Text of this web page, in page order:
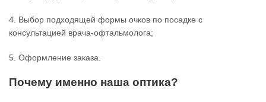
4. Выбор подходящей формы очков по посадке с
консультацией врача-офтальмолога;
5. Оформление заказа.
Почему именно наша оптика?